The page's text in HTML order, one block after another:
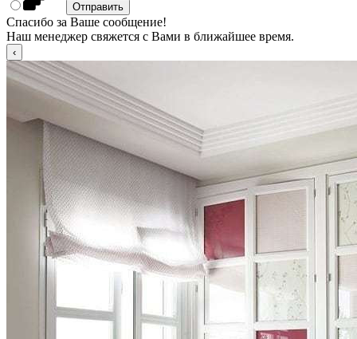
Спасибо за Ваше сообщение!
Наш менеджер свяжется с Вами в ближайшее время.